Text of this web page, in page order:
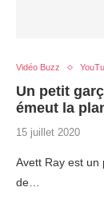
Vidéo Buzz
Un petit
émeut la
15 juillet 2020
Avett Ray est un
de…